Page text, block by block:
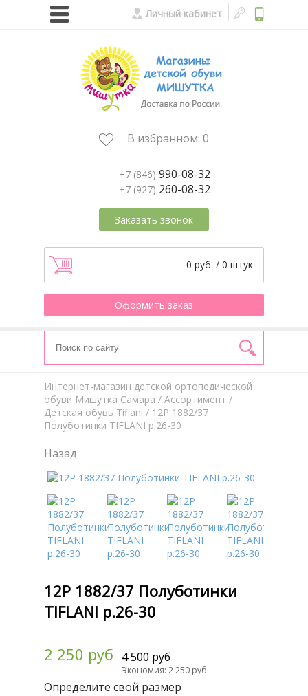
Личный кабинет
В избранном: 0
+7 (846) 990-08-32
+7 (927) 260-08-32
Заказать звонок
0 руб. / 0 штук
Оформить заказ
Интернет-магазин детской ортопедической
обуви Мишутка Самара / Aссортимент /
Детская обувь Tiflani / 12Р 1882/37
Полуботинки TIFLANI р.26-30
Назад
12Р 1882/37 Полуботинки
TIFLANI р.26-30
2 250 руб 4 500 руб
Экономия: 2 250 руб
Определите свой размер